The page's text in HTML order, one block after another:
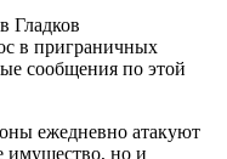
Гладков
в приграничных
сообщения по этой
ежедневно атакуют
имущество, но и